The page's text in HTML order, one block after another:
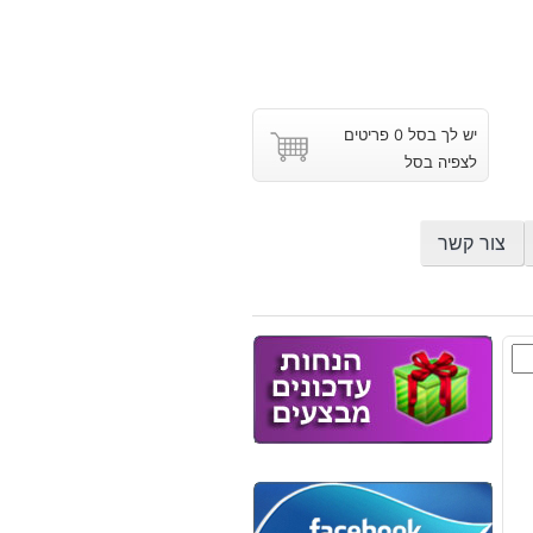
יש לך בסל 0 פריטים
לצפיה בסל
צור קשר